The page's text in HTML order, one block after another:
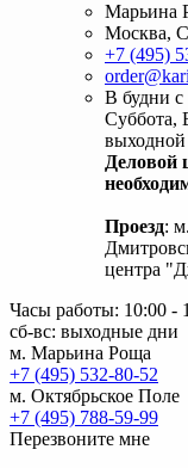
Марьина
Москва,
+7 (495)
В будни с
Суббота,
выходной
Деловой
Проезд:
центра
Часы работы: 10:00 -
сб-вс: выходные дни
м. Марьина Роща
+7 (495) 532-80-52
м. Октябрьское Поле
+7 (495) 788-59-99
Перезвоните мне